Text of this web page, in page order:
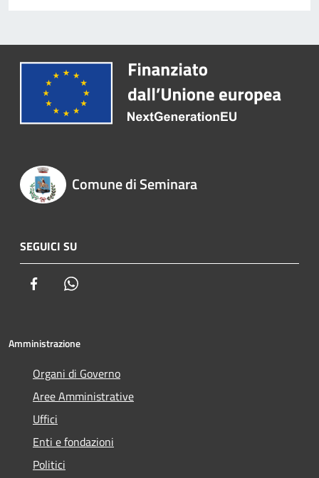
Comune di Seminara
SEGUICI SU
Facebook
Amministrazione
Organi di Governo
Aree Amministrative
Uffici
Enti e fondazioni
Politici